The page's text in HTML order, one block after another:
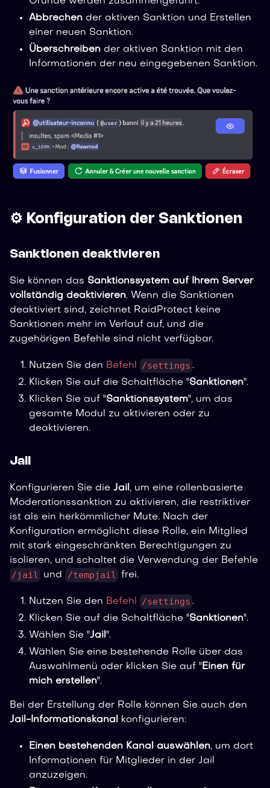
Abbrechen der aktiven Sanktion und Erstellen
einer neuen Sanktion.
Überschreiben der aktiven Sanktion mit den
Informationen der neu eingegebenen Sanktion.
⚙️ Konfiguration der Sanktionen
Sanktionen deaktivieren
Sie können das Sanktionssystem auf Ihrem Server
vollständig deaktivieren. Wenn die Sanktionen
deaktiviert sind, zeichnet RaidProtect keine
Sanktionen mehr im Verlauf auf, und die
zugehörigen Befehle sind nicht verfügbar.
Nutzen Sie den Befehl /settings .
Klicken Sie auf die Schaltfläche "Sanktionen".
Klicken Sie auf "Sanktionssystem", um das
gesamte Modul zu aktivieren oder zu
deaktivieren.
Jail
Konfigurieren Sie die Jail, um eine rollenbasierte
Moderationssanktion zu aktivieren, die restriktiver
ist als ein herkömmlicher Mute. Nach der
Konfiguration ermöglicht diese Rolle, ein Mitglied
mit stark eingeschränkten Berechtigungen zu
isolieren, und schaltet die Verwendung der Befehle
/jail und /tempjail frei.
Nutzen Sie den Befehl /settings .
Klicken Sie auf die Schaltfläche "Sanktionen".
Wählen Sie "Jail".
Wählen Sie eine bestehende Rolle über das
Auswahlmenü oder klicken Sie auf "Einen für
mich erstellen".
Bei der Erstellung der Rolle können Sie auch den
Jail-Informationskanal konfigurieren:
Einen bestehenden Kanal auswählen, um dort
Informationen für Mitglieder in der Jail
anzuzeigen.